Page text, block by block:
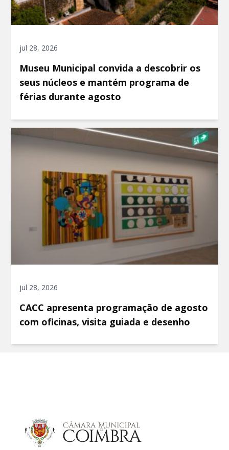
jul 28, 2026
Museu Municipal convida a descobrir os
seus núcleos e mantém programa de
férias durante agosto
jul 28, 2026
CACC apresenta programação de agosto
com oficinas, visita guiada e desenho